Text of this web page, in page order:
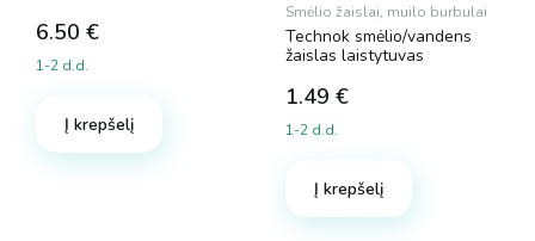
6.50 €
1-2 d.d.
Į krepšelį
Smėlio žaislai, muilo burbulai
Technok smėlio/vandens
žaislas laistytuvas
1.49 €
1-2 d.d.
Į krepšelį